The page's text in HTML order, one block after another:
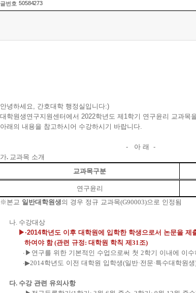
글번호 50584273
안녕하세요, 간호대학 행정실입니다:)
대학원생연구지원센터에서 2022학년도 제1학기 연구윤리 교과목
아래의 내용을 참고하시어 수강하시기 바랍니다.
- 아 래 -
가. 교과목 소개
교과목구분
연구윤리
※ 본교 일반대학원생의 경우 정규 교과목(G90003)으로 인정됨
나. 수강대상
▶∙2014학년도 이후 대학원에 입학한 학생으로서 논문을 제
하여야 함(관련 규정: 대학원 학칙 제 31조)
∙▶ 연구를 위한 기본적인 수업으로써 첫 2학기 이내에 이
∙▶2014학년도 이전 대학원 입학생(일반·전문·특수대학원생
다. 수강 관련 유의사항